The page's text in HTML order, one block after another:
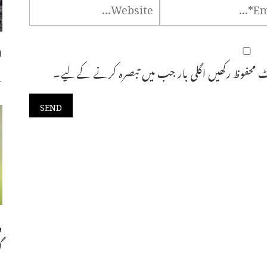
رکھیں اگلی بار جب میں تبصرہ کرنے کےلیے۔